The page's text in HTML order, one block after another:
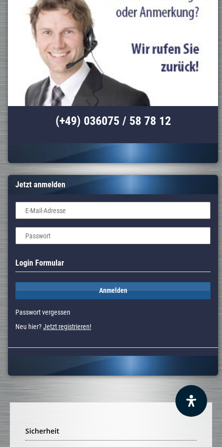
(+49) 036075 / 58 78 12
Jetzt anmelden
E-Mail-Adresse
Passwort
Login Formular
Anmelden
Passwort vergessen
Neu hier?Jetzt registrieren!
Sicherheit